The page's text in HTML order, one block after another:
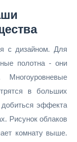
с дизайном. Для
полотна - они
Многоуровневые
в больших
эффекта
Рисунок облаков
комнату выше.